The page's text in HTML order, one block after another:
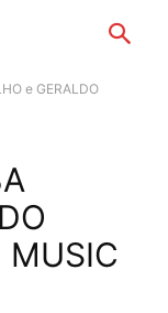
e GERALDO
MUSIC